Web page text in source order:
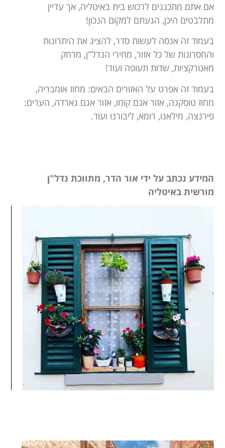
אם אתם מתכננים לרכוש בית באיטליה, אך עדיין
מתלבטים היכן, הגעתם למקום הנכון!
בעמוד זה אנסה לעשות סדר, להציג את היתרונות
והחסרונות של כל אזור, מחירי הנדל"ן, מרחק
מאטרקציות, שדות תעופה ועוד!
בעמוד זה אפרט על האזורים הבאים: מחוז אומבריה,
מחוז טוסקנה, אזור אגם קומו, אזור אגם גארדה, הערים:
פירנצה, מילאנו, רומא, ליבורנו ועוד.
המידע נכתב על ידי אור הדר, מתווכת נדל"ן
מורשית באיטליה